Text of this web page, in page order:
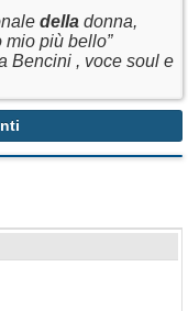
della donna,
più bello”
Bencini , voce soul e